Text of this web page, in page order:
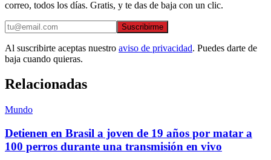
correo, todos los días. Gratis, y te das de baja con un clic.
Suscribirme
Al suscribirte aceptas nuestro aviso de privacidad. Puedes darte de
baja cuando quieras.
Relacionadas
Mundo
Detienen en Brasil a joven de 19 años por matar a
100 perros durante una transmisión en vivo